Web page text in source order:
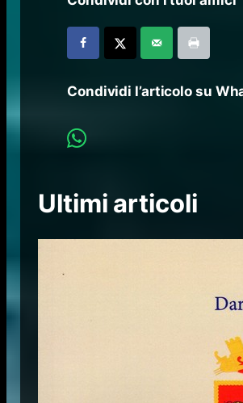
Condividi l’articolo su
Ultimi articoli